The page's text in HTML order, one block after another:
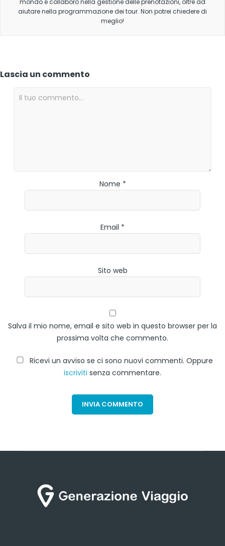
aiutare nella programmazione dei tour. Non potrei chiedere di
meglio!
Lascia un commento
Nome *
Email *
Sito web
Salva il mio nome, email e sito web in questo browser per la
prossima volta che commento.
Ricevi un avviso se ci sono nuovi commenti. Oppure
iscriviti senza commentare.